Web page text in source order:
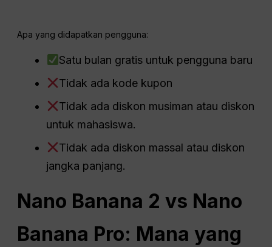
Apa yang didapatkan pengguna:
Satu bulan gratis untuk pengguna baru
Tidak ada kode kupon
Tidak ada diskon musiman atau diskon
untuk mahasiswa.
Tidak ada diskon massal atau diskon
jangka panjang.
Nano Banana 2 vs Nano
Banana Pro: Mana yang